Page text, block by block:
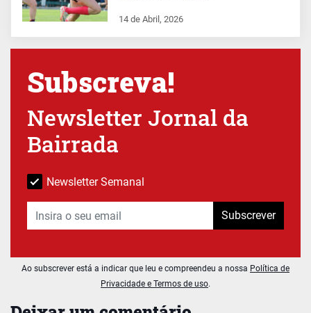
14 de Abril, 2026
Subscreva!
Newsletter Jornal da
Bairrada
Newsletter Semanal
Subscrever
Ao subscrever está a indicar que leu e compreendeu a nossa Política de
Privacidade e Termos de uso.